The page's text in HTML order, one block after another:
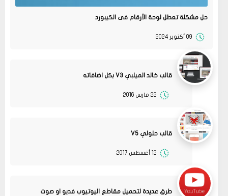
حل مشكلة تعطل لوحة الأرقام فى الكيبورد
09 أكتوبر 2024
قالب خالد الميلبي V3 بكل اضافاته
22 مارس 2016
قالب حلولي V5
12 أغسطس 2017
طرق عديدة لتحميل مقاطع اليوتيوب فديو او صوت
11 2022
مشاركة